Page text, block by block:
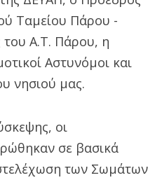
Ταμείου Πάρου -
του Α.Τ. Πάρου, η
Αστυνόμοι και
νησιού μας.
οι
σε βασικά
των Σωμάτων